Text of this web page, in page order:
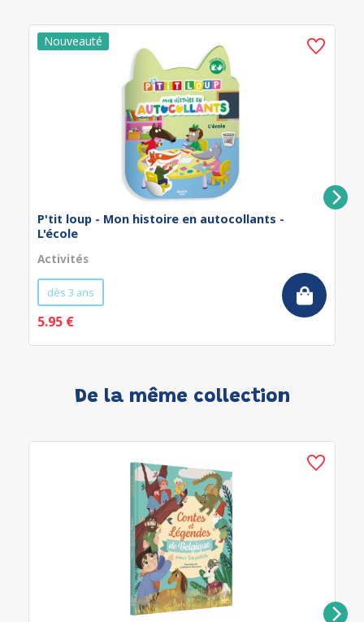
P'tit loup - Mon histoire en autocollants -
L'école
Activités
dès 3 ans
5.95 €
De la même collection